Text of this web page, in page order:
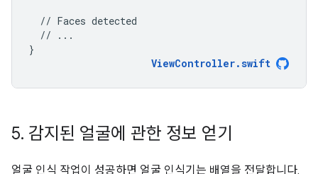
// Faces detected
//
...
}
ViewController.swift
5. 감지된 얼굴에 관한 정보 얻기
얼굴 인식 작업이 성공하면 얼굴 인식기는 배열을 전달합니다.